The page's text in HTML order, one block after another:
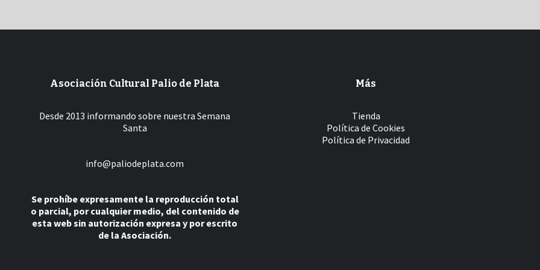
Asociación Cultural Palio de Plata
Desde 2013 informando sobre nuestra Semana
Santa
info@paliodeplata.com
Se prohíbe expresamente la reproducción total
o parcial, por cualquier medio, del contenido de
esta web sin autorización expresa y por escrito
de la Asociación.
Más
Tienda
Política de Cookies
Política de Privacidad